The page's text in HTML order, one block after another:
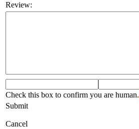
Review:
Check this box to confirm you are human.
Submit
Cancel